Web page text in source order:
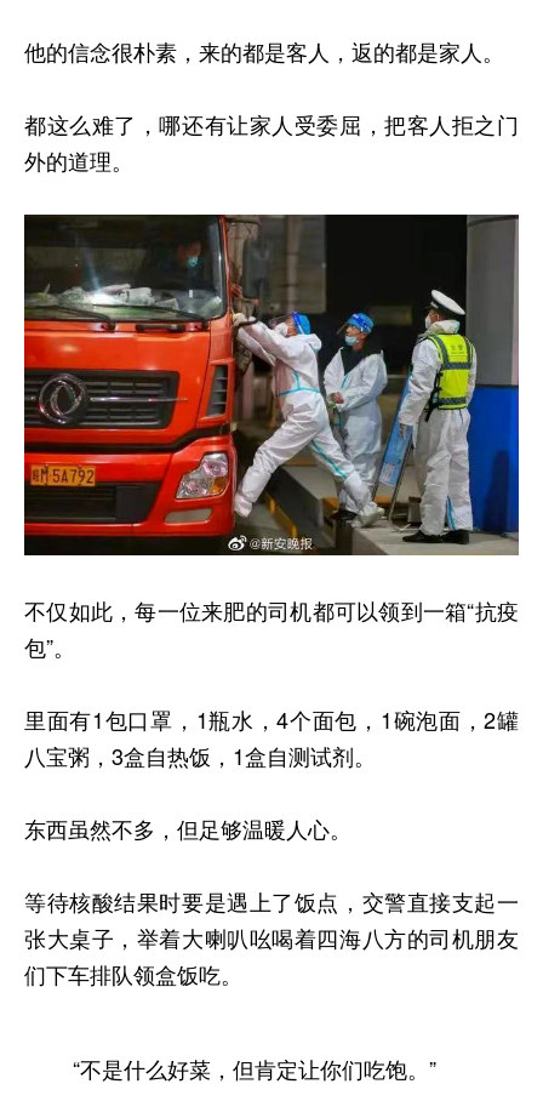
他的信念很朴素，来的都是客人，返的都是家人。
都这么难了，哪还有让家人受委屈，把客人拒之门
外的道理。
不仅如此，每一位来肥的司机都可以领到一箱“抗疫
包”。
里面有1包口罩，1瓶水，4个面包，1碗泡面，2罐
八宝粥，3盒自热饭，1盒自测试剂。
东西虽然不多，但足够温暖人心。
等待核酸结果时要是遇上了饭点，交警直接支起一
张大桌子，举着大喇叭吆喝着四海八方的司机朋友
们下车排队领盒饭吃。
“不是什么好菜，但肯定让你们吃饱。”